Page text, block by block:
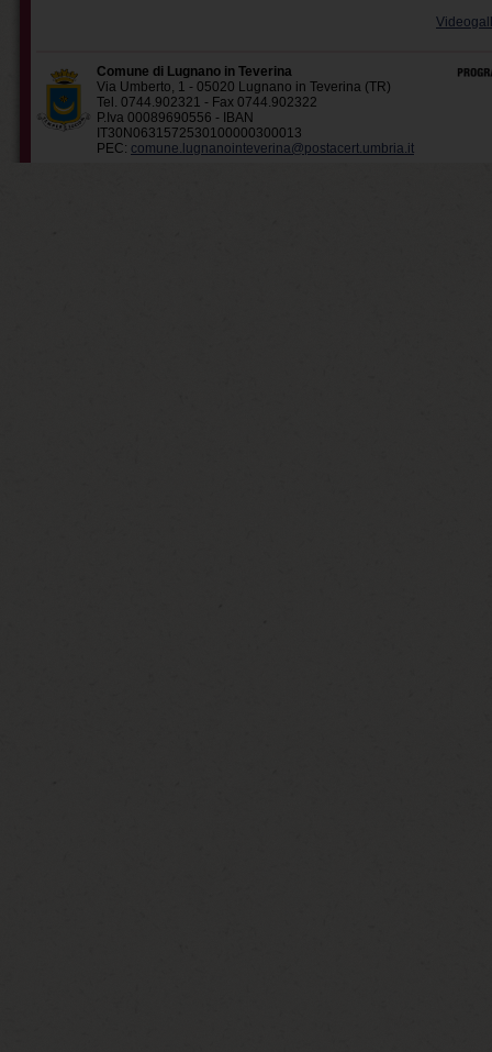
Comune di Lugnano in Teverina
Via Umberto, 1 - 05020 Lugnano in Teverina (TR)
Tel. 0744.902321 - Fax 0744.902322
P.Iva 00089690556 - IBAN
IT30N0631572530100000300013
PEC: comune.lugnanointeverina@postacert.umbria.it